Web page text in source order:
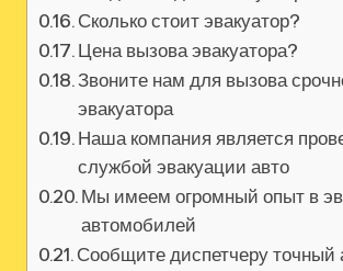
Сколько стоит эвакуатор?
Цена вызова эвакуатора?
Звоните нам для вызова
эвакуатора
Наша компания является
службой эвакуации авто
Мы имеем огромный опыт в
автомобилей
Сообщите диспетчеру точный